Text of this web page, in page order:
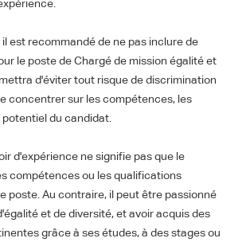
est recommandé de ne pas inclure de
le poste de Chargé de mission égalité et
d'éviter tout risque de discrimination
concentrer sur les compétences, les
du candidat.
d'expérience ne signifie pas que le
compétences ou les qualifications
poste. Au contraire, il peut être passionné
et de diversité, et avoir acquis des
grâce à ses études, à des stages ou